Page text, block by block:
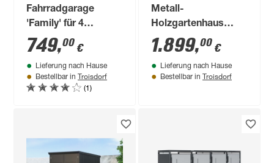
Fahrradgarage
'Family' für 4
Fahrräder 202 x 188
x 165 cm
749,00 €
Lieferung nach Hause
Bestellbar in Troisdorf
(1)
Metall-
Holzgartenhaus
'Meteor 6 A'
Fichtenholz
naturbelassen
1.899,00 €
Lieferung nach Hause
Bestellbar in Troisdorf